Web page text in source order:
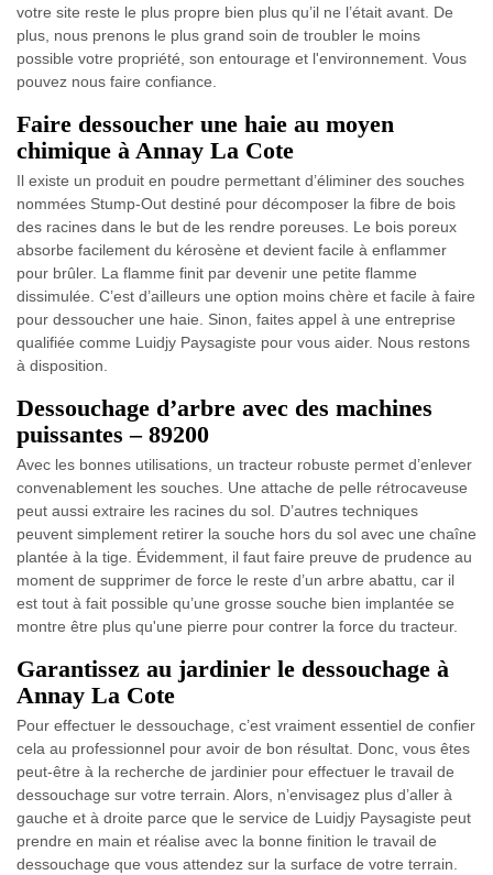
votre site reste le plus propre bien plus qu’il ne l’était avant. De
plus, nous prenons le plus grand soin de troubler le moins
possible votre propriété, son entourage et l'environnement. Vous
pouvez nous faire confiance.
Faire dessoucher une haie au moyen
chimique à Annay La Cote
Il existe un produit en poudre permettant d’éliminer des souches
nommées Stump-Out destiné pour décomposer la fibre de bois
des racines dans le but de les rendre poreuses. Le bois poreux
absorbe facilement du kérosène et devient facile à enflammer
pour brûler. La flamme finit par devenir une petite flamme
dissimulée. C’est d’ailleurs une option moins chère et facile à faire
pour dessoucher une haie. Sinon, faites appel à une entreprise
qualifiée comme Luidjy Paysagiste pour vous aider. Nous restons
à disposition.
Dessouchage d’arbre avec des machines
puissantes – 89200
Avec les bonnes utilisations, un tracteur robuste permet d’enlever
convenablement les souches. Une attache de pelle rétrocaveuse
peut aussi extraire les racines du sol. D’autres techniques
peuvent simplement retirer la souche hors du sol avec une chaîne
plantée à la tige. Évidemment, il faut faire preuve de prudence au
moment de supprimer de force le reste d’un arbre abattu, car il
est tout à fait possible qu’une grosse souche bien implantée se
montre être plus qu'une pierre pour contrer la force du tracteur.
Garantissez au jardinier le dessouchage à
Annay La Cote
Pour effectuer le dessouchage, c’est vraiment essentiel de confier
cela au professionnel pour avoir de bon résultat. Donc, vous êtes
peut-être à la recherche de jardinier pour effectuer le travail de
dessouchage sur votre terrain. Alors, n’envisagez plus d’aller à
gauche et à droite parce que le service de Luidjy Paysagiste peut
prendre en main et réalise avec la bonne finition le travail de
dessouchage que vous attendez sur la surface de votre terrain.